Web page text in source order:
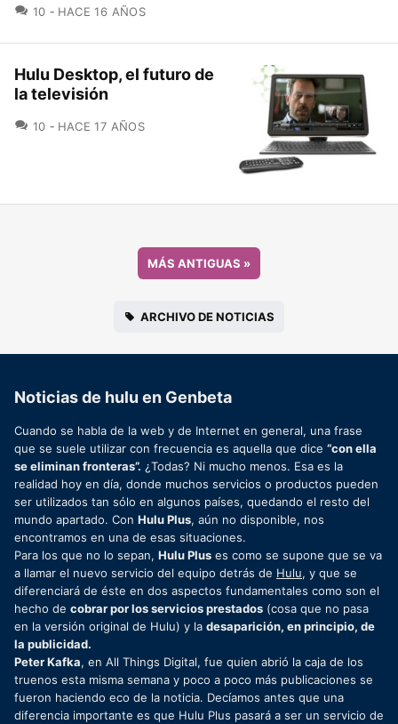
10 COMENTARIOS
HACE 16 AÑOS
Hulu Desktop, el futuro de
la televisión
10 COMENTARIOS
HACE 17 AÑOS
MÁS ANTIGUAS »
ARCHIVO DE NOTICIAS
Noticias de hulu en Genbeta
Cuando se habla de la web y de Internet en general, una frase
que se suele utilizar con frecuencia es aquella que dice “con ella
se eliminan fronteras”. ¿Todas? Ni mucho menos. Esa es la
realidad hoy en día, donde muchos servicios o productos pueden
ser utilizados tan sólo en algunos países, quedando el resto del
mundo apartado. Con Hulu Plus, aún no disponible, nos
encontramos en una de esas situaciones.
Para los que no lo sepan, Hulu Plus es como se supone que se va
a llamar el nuevo servicio del equipo detrás de Hulu, y que se
diferenciará de éste en dos aspectos fundamentales como son el
hecho de cobrar por los servicios prestados (cosa que no pasa
en la versión original de Hulu) y la desaparición, en principio, de
la publicidad.
Peter Kafka, en All Things Digital, fue quien abrió la caja de los
truenos esta misma semana y poco a poco más publicaciones se
fueron haciendo eco de la noticia. Decíamos antes que una
diferencia importante es que Hulu Plus pasará a ser un servicio de